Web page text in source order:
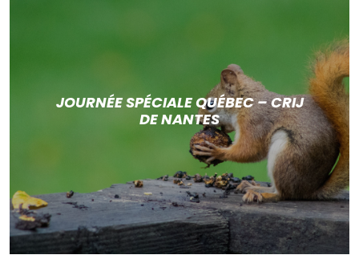
JOURNÉE SPÉCIALE QUÉBEC – CRIJ
DE NANTES